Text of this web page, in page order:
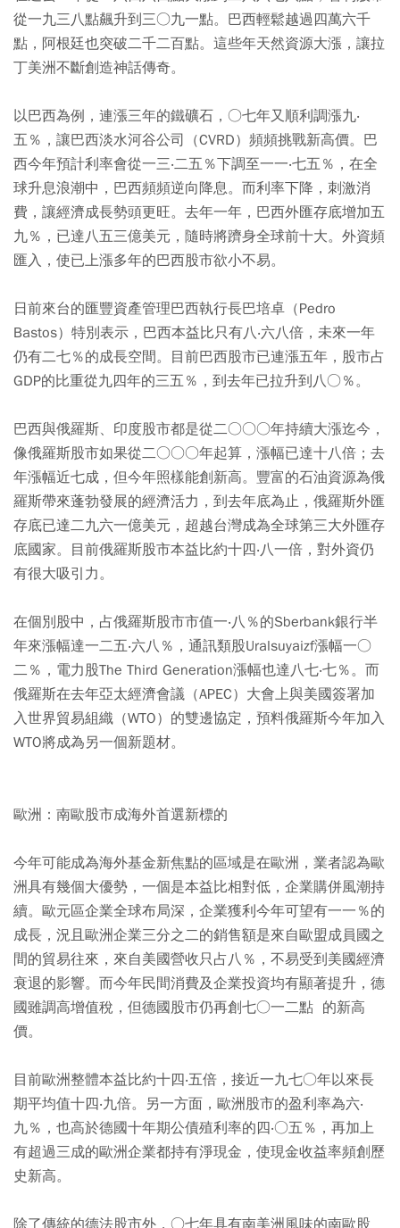
從一九三八點飆升到三○九一點。巴西輕鬆越過四萬六千
點，阿根廷也突破二千二百點。這些年天然資源大漲，讓拉
丁美洲不斷創造神話傳奇。
以巴西為例，連漲三年的鐵礦石，○七年又順利調漲九‧
五％，讓巴西淡水河谷公司（CVRD）頻頻挑戰新高價。巴
西今年預計利率會從一三‧二五％下調至一一‧七五％，在全
球升息浪潮中，巴西頻頻逆向降息。而利率下降，刺激消
費，讓經濟成長勢頭更旺。去年一年，巴西外匯存底增加五
九％，已達八五三億美元，隨時將躋身全球前十大。外資頻
匯入，使已上漲多年的巴西股市欲小不易。
日前來台的匯豐資產管理巴西執行長巴培卓（Pedro
Bastos）特別表示，巴西本益比只有八‧六八倍，未來一年
仍有二七％的成長空間。目前巴西股市已連漲五年，股市占
GDP的比重從九四年的三五％，到去年已拉升到八○％。
巴西與俄羅斯、印度股市都是從二○○○年持續大漲迄今，
像俄羅斯股市如果從二○○○年起算，漲幅已達十八倍；去
年漲幅近七成，但今年照樣能創新高。豐富的石油資源為俄
羅斯帶來蓬勃發展的經濟活力，到去年底為止，俄羅斯外匯
存底已達二九六一億美元，超越台灣成為全球第三大外匯存
底國家。目前俄羅斯股市本益比約十四‧八一倍，對外資仍
有很大吸引力。
在個別股中，占俄羅斯股市市值一‧八％的Sberbank銀行半
年來漲幅達一二五‧六八％，通訊類股Uralsuyaizf漲幅一○
二％，電力股The Third Generation漲幅也達八七‧七％。而
俄羅斯在去年亞太經濟會議（APEC）大會上與美國簽署加
入世界貿易組織（WTO）的雙邊協定，預料俄羅斯今年加入
WTO將成為另一個新題材。
歐洲：南歐股市成海外首選新標的
今年可能成為海外基金新焦點的區域是在歐洲，業者認為歐
洲具有幾個大優勢，一個是本益比相對低，企業購併風潮持
續。歐元區企業全球布局深，企業獲利今年可望有一一％的
成長，況且歐洲企業三分之二的銷售額是來自歐盟成員國之
間的貿易往來，來自美國營收只占八％，不易受到美國經濟
衰退的影響。而今年民間消費及企業投資均有顯著提升，德
國雖調高增值稅，但德國股市仍再創七○一二點 的新高
價。
目前歐洲整體本益比約十四‧五倍，接近一九七○年以來長
期平均值十四‧九倍。另一方面，歐洲股市的盈利率為六‧
九％，也高於德國十年期公債殖利率的四‧○五％，再加上
有超過三成的歐洲企業都持有淨現金，使現金收益率頻創歷
史新高。
除了傳統的德法股市外，○七年具有南美洲風味的南歐股